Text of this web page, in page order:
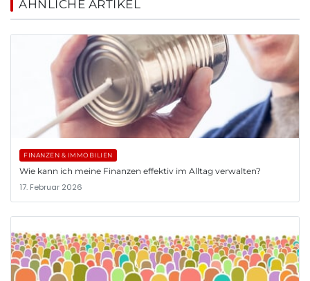
ÄHNLICHE ARTIKEL
FINANZEN & IMMOBILIEN
Wie kann ich meine Finanzen effektiv im Alltag verwalten?
17. Februar 2026